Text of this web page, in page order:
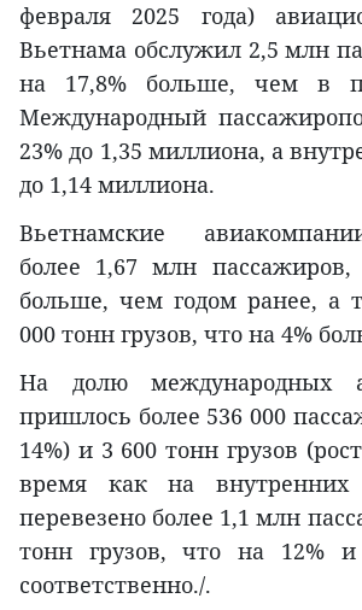
февраля 2025 года)
Вьетнама обслужил 2,5 млн
на 17,8% больше, чем в
Международный
23% до 1,35 миллиона, а
до 1,14 миллиона.
Вьетнамские
более 1,67 млн
больше, чем годом ранее, а
000 тонн грузов, что на 4%
На долю международных
пришлось более 536 000
14%) и 3 600 тонн грузов
время как на внутренних
перевезено более 1,1 млн
тонн грузов, что на 12%
соответственно./.